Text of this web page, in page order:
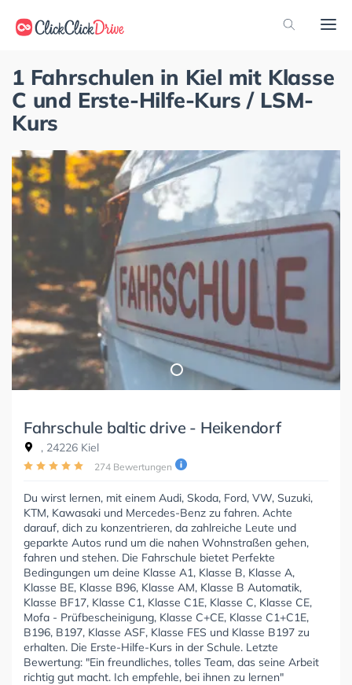
1 Fahrschulen in Kiel mit Klasse
C und Erste-Hilfe-Kurs / LSM-
Kurs
Fahrschule baltic drive - Heikendorf
, 24226 Kiel
274 Bewertungen
Du wirst lernen, mit einem Audi, Skoda, Ford, VW, Suzuki,
KTM, Kawasaki und Mercedes-Benz zu fahren. Achte
darauf, dich zu konzentrieren, da zahlreiche Leute und
geparkte Autos rund um die nahen Wohnstraßen gehen,
fahren und stehen. Die Fahrschule bietet Perfekte
Bedingungen um deine Klasse A1, Klasse B, Klasse A,
Klasse BE, Klasse B96, Klasse AM, Klasse B Automatik,
Klasse BF17, Klasse C1, Klasse C1E, Klasse C, Klasse CE,
Mofa - Prüfbescheinigung, Klasse C+CE, Klasse C1+C1E,
B196, B197, Klasse ASF, Klasse FES und Klasse B197 zu
erhalten. Die Erste-Hilfe-Kurs in der Schule. Letzte
Bewertung: "Ein freundliches, tolles Team, das seine Arbeit
richtig gut macht. Ich empfehle, bei ihnen zu lernen"